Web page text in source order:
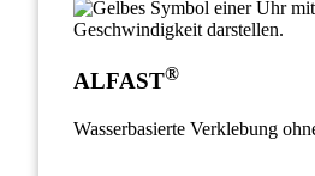
ALFAST®
Wasserbasierte Verklebung